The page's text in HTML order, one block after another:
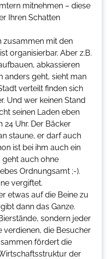
mitnehmen – diese
Ihren Schatten
zusammen mit den
organisierbar. Aber z.B.
abkassieren
anders geht, sieht man
verteilt finden sich
Und wer keinen Stand
seinen Laden eben
Uhr. Der Bäcker
staune, er darf auch
ist bei ihm auch ein
geht auch ohne
Ordnungsamt ;-).
vergiftet.
etwas auf die Beine zu
dann das Ganze.
sondern jeder
verdienen, die Besucher
fördert die
der